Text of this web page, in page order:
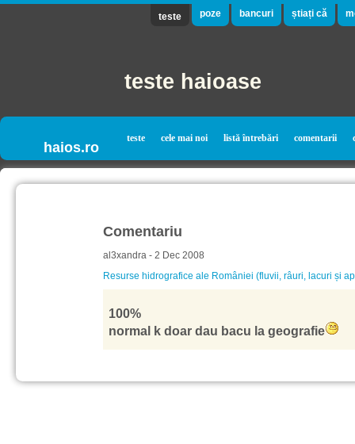
teste poze bancuri știați că
teste haioase
haios.ro
teste cele mai noi listă întrebări comentarii
Comentariu
al3xandra - 2 Dec 2008
Resurse hidrografice ale României (fluvii, râuri, lacuri și
100%
normal k doar dau bacu la geografie